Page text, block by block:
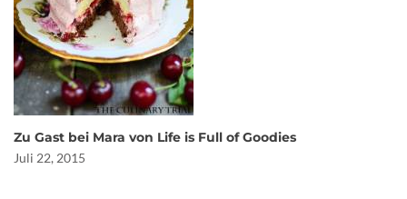
Zu Gast bei Mara von Life is Full of Goodies
Juli 22, 2015